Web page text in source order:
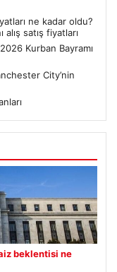
ne kadar oldu?
satış fiyatları
Kurban Bayramı
City’nin
beklentisi ne